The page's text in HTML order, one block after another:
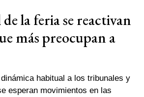
la feria se reactivan
más preocupan a
habitual a los tribunales y
esperan movimientos en las